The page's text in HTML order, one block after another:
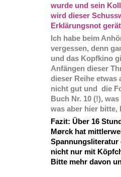
wurde und sein
wird dieser
Erklärungsnot
Ich habe beim
vergessen, denn
und das Kopfkino
Anfängen dieser
dieser Reihe etwas
nicht gut und die
Buch Nr. 10 (!),
was aber hier bitte,
Fazit: Über 16
Mørck hat
Spannungsliteratur
nicht nur mit
Bitte mehr davon